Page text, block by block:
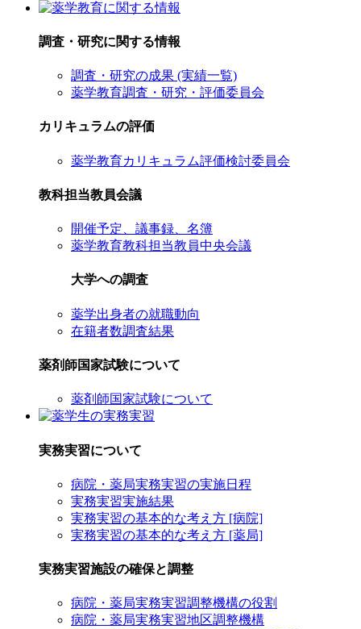
調査・研究に関する情報
調査・研究の成果 (実績一覧)
薬学教育調査・研究・評価委員会
カリキュラムの評価
薬学教育カリキュラム評価検討委員会
教科担当教員会議
開催予定、議事録、名簿
薬学教育教科担当教員中央会議
大学への調査
薬学出身者の就職動向
在籍者数調査結果
薬剤師国家試験について
薬剤師国家試験について
実務実習について
病院・薬局実務実習の実施日程
実務実習実施結果
実務実習の基本的な考え方 [病院]
実務実習の基本的な考え方 [薬局]
実務実習施設の確保と調整
病院・薬局実務実習調整機構の役割
病院・薬局実務実習地区調整機構